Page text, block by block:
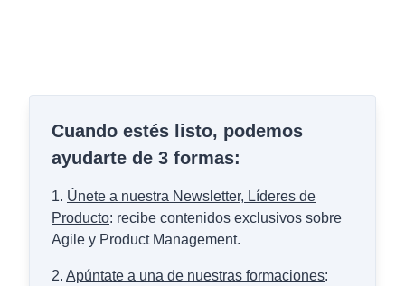
Cuando estés listo, podemos
ayudarte de 3 formas:
1. Únete a nuestra Newsletter, Líderes de
Producto: recibe contenidos exclusivos sobre
Agile y Product Management.
2. Apúntate a una de nuestras formaciones: